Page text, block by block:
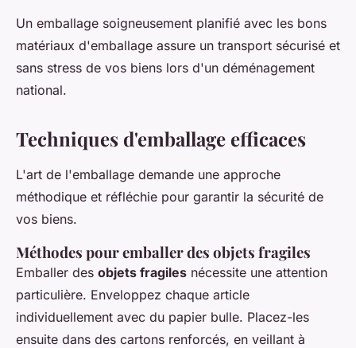
Un emballage soigneusement planifié avec les bons
matériaux d'emballage assure un transport sécurisé et
sans stress de vos biens lors d'un déménagement
national.
Techniques d'emballage efficaces
L'art de l'emballage demande une approche
méthodique et réfléchie pour garantir la sécurité de
vos biens.
Méthodes pour emballer des objets fragiles
Emballer des objets fragiles nécessite une attention
particulière. Enveloppez chaque article
individuellement avec du papier bulle. Placez-les
ensuite dans des cartons renforcés, en veillant à